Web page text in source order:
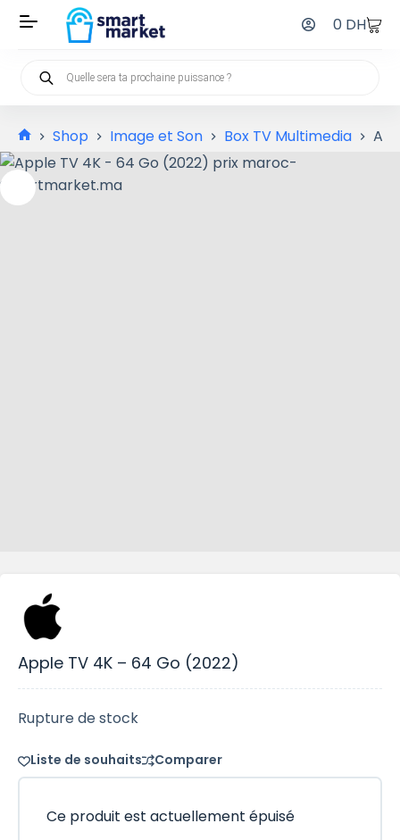
0 DH
Shop Image et Son Box TV Multimedia
Apple TV 4K – 64 Go (2022)
Rupture de stock
Liste de souhaits Comparer
Ce produit est actuellement épuisé